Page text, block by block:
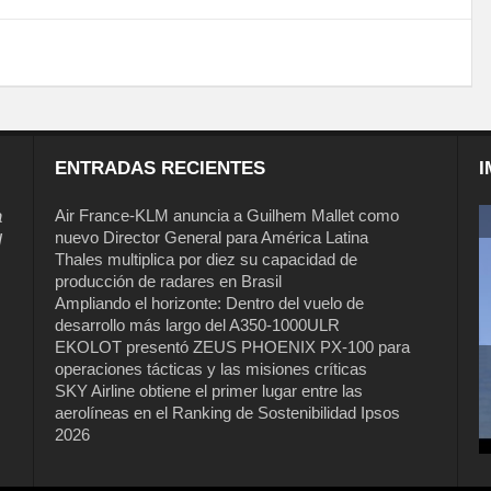
ENTRADAS RECIENTES
Air France-KLM anuncia a Guilhem Mallet como
nuevo Director General para América Latina
Thales multiplica por diez su capacidad de
producción de radares en Brasil
Ampliando el horizonte: Dentro del vuelo de
desarrollo más largo del A350-1000ULR
EKOLOT presentó ZEUS PHOENIX PX-100 para
operaciones tácticas y las misiones críticas
SKY Airline obtiene el primer lugar entre las
aerolíneas en el Ranking de Sostenibilidad Ipsos
2026
Air France-KLM anuncia a Guilhem
Mallet como nuevo Director General
para América Latina